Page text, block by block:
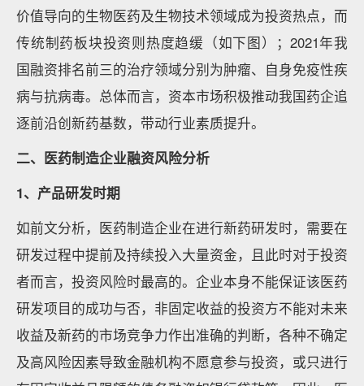
价值导向的生物医药及生物技术领域成为投资热点，而
传统制药板块投资则热度趋缓（如下图）；2021年我
国融资排名前三的治疗领域分别为肿瘤、自身免疫性疾
病与抗病毒。总体而言，资本市场积极推动我国药企追
逐前沿创新药基数，带动行业素质提升。
二、医药制造企业融资风险分析
1、产品研发时期
如前文分析，医药制造企业在进行新药研发时，需要在
研发过程中提前及持续投入大量资金，且此时对于投资
者而言，投资风险时最高的。企业本身不能保证该医药
研发项目的成功与否，非固定收益的投资方不能对未来
收益及新药的市场竞争力作出准确的判断，各种不确定
及高风险因素导致金融机构不愿意参与投资，或只进行